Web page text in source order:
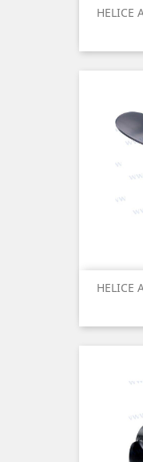
HELICE
HELICE